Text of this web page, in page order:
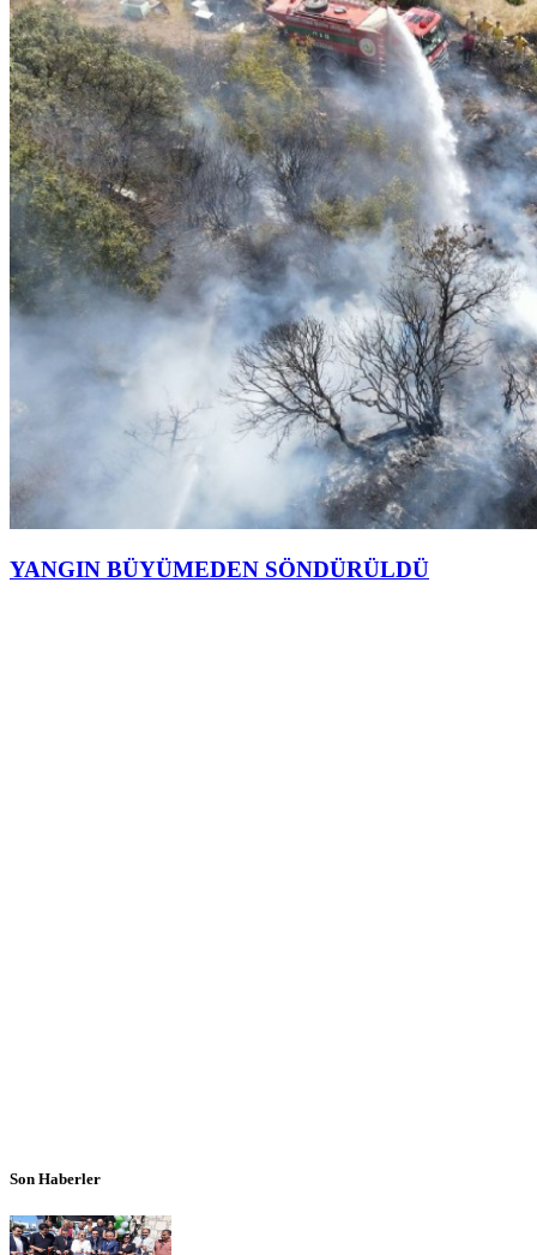
YANGIN BÜYÜMEDEN SÖNDÜRÜLDÜ
Son Haberler